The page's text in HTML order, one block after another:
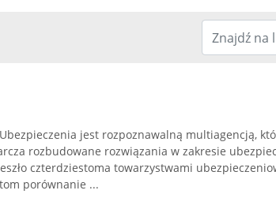
Ubezpieczenia jest rozpoznawalną multiagencją,
rozbudowane rozwiązania w zakresie
czterdziestoma towarzystwami
porównanie ...